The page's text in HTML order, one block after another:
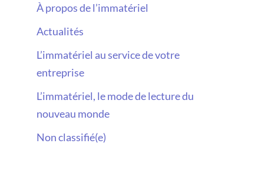
À propos de l’immatériel
Actualités
L’immatériel au service de votre
entreprise
L’immatériel, le mode de lecture du
nouveau monde
Non classifié(e)